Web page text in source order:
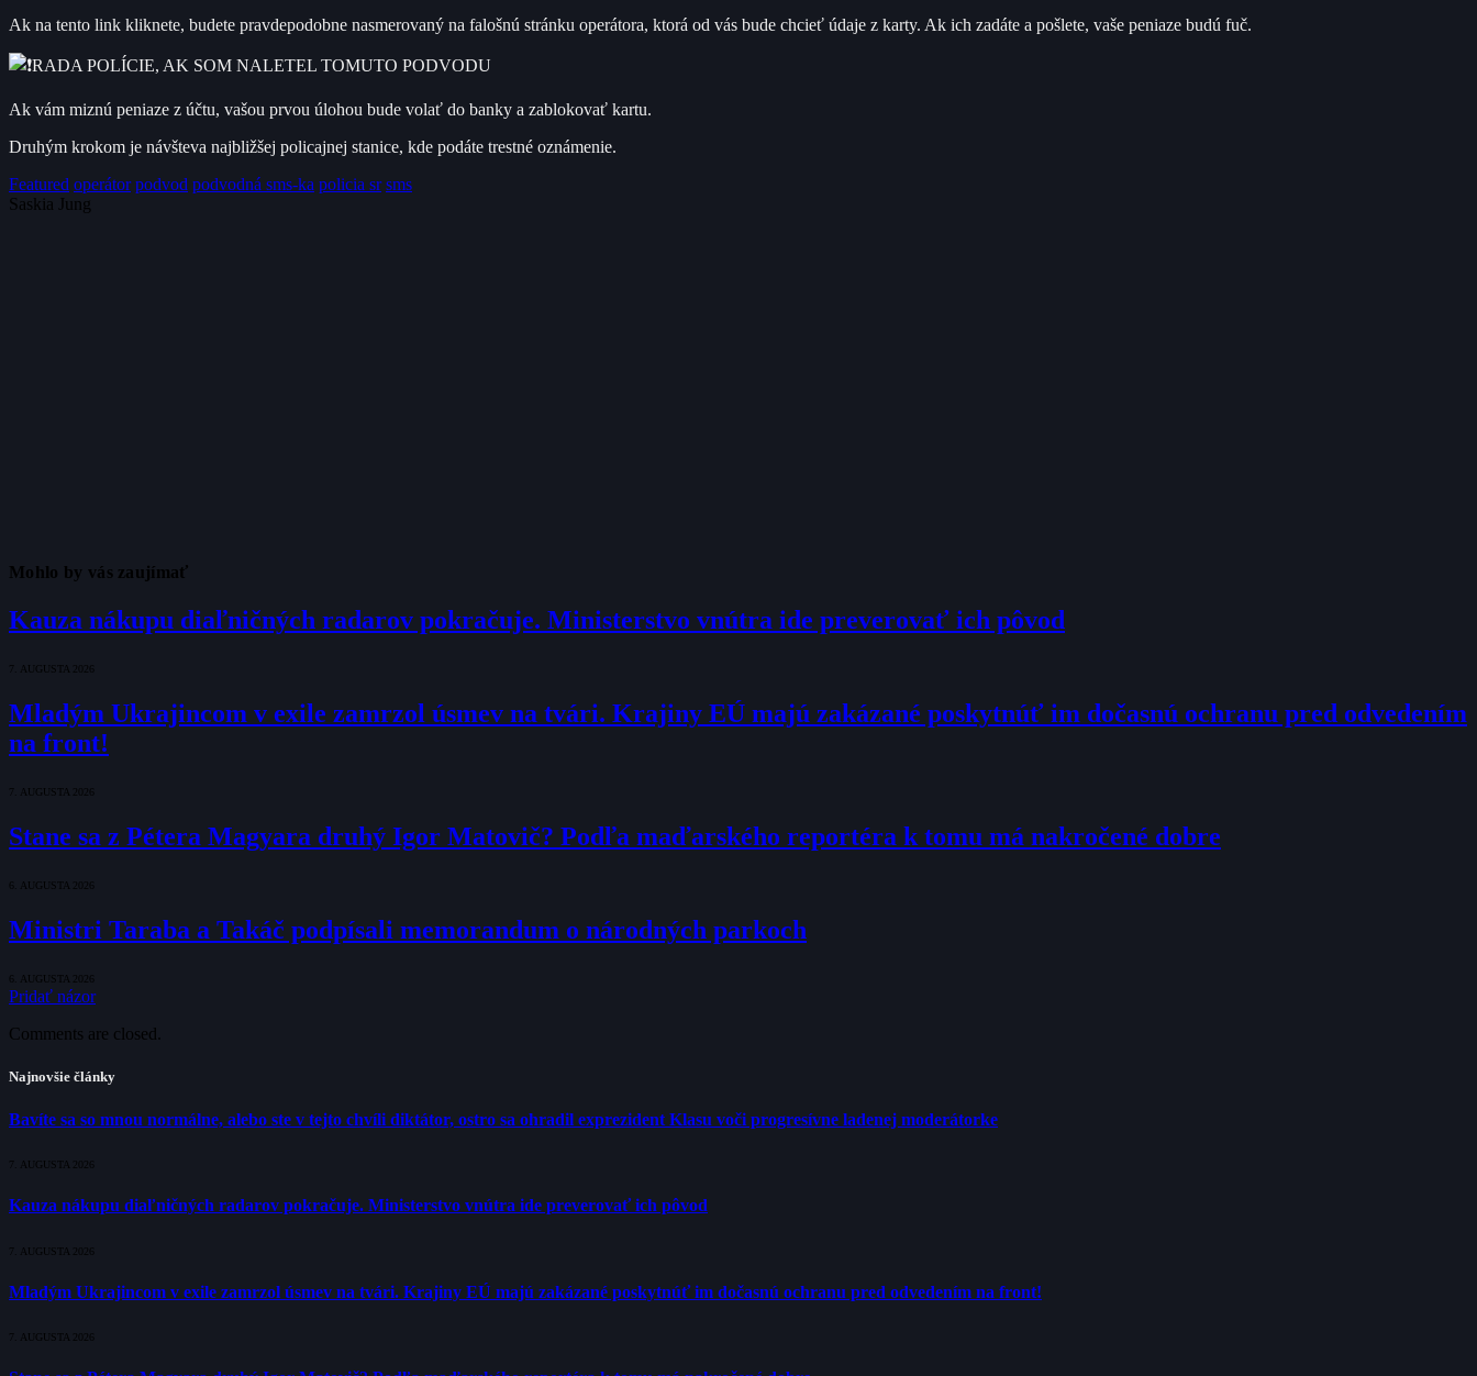
Ak na tento link kliknete, budete pravdepodobne nasmerovaný na falošnú stránku operátora, ktorá od vás bude chcieť údaje z karty. Ak ich zadáte a pošlete, vaše peniaze budú fuč.
RADA POLÍCIE, AK SOM NALETEL TOMUTO PODVODU
Ak vám miznú peniaze z účtu, vašou prvou úlohou bude volať do banky a zablokovať kartu.
Druhým krokom je návšteva najbližšej policajnej stanice, kde podáte trestné oznámenie.
Featured operátor podvod podvodná sms-ka policia sr sms
Saskia Jung
Mohlo by vás zaujímať
Kauza nákupu diaľničných radarov pokračuje. Ministerstvo vnútra ide preverovať ich pôvod
7. AUGUSTA 2026
Mladým Ukrajincom v exile zamrzol úsmev na tvári. Krajiny EÚ majú zakázané poskytnúť im dočasnú ochranu pred odvedením
na front!
7. AUGUSTA 2026
Stane sa z Pétera Magyara druhý Igor Matovič? Podľa maďarského reportéra k tomu má nakročené dobre
6. AUGUSTA 2026
Ministri Taraba a Takáč podpísali memorandum o národných parkoch
6. AUGUSTA 2026
Pridať názor
Comments are closed.
Najnovšie články
Bavíte sa so mnou normálne, alebo ste v tejto chvíli diktátor, ostro sa ohradil exprezident Klasu voči progresívne ladenej moderátorke
7. AUGUSTA 2026
Kauza nákupu diaľničných radarov pokračuje. Ministerstvo vnútra ide preverovať ich pôvod
7. AUGUSTA 2026
Mladým Ukrajincom v exile zamrzol úsmev na tvári. Krajiny EÚ majú zakázané poskytnúť im dočasnú ochranu pred odvedením na front!
7. AUGUSTA 2026